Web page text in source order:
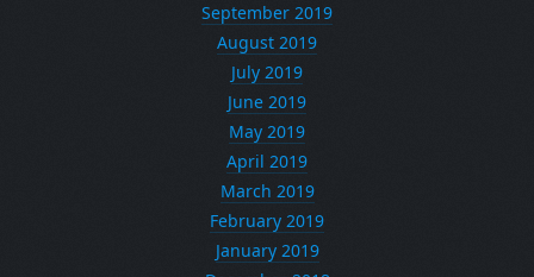
September 2019
August 2019
July 2019
June 2019
May 2019
April 2019
March 2019
February 2019
January 2019